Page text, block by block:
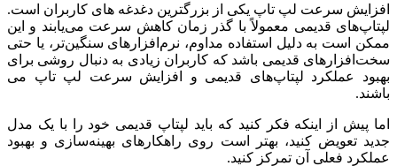
افزایش سرعت لپ تاپ یکی از بزرگترین دغدغه های کاربران است.
لپتاپ‌های قدیمی معمولاً با گذر زمان کاهش سرعت می‌یابند و این
ممکن است به دلیل استفاده مداوم، نرم‌افزارهای سنگین‌تر، یا حتی
سخت‌افزارهای قدیمی باشد که کاربران زیادی به دنبال روشی برای
بهبود عملکرد لپتاپ‌های قدیمی و افزایش سرعت لپ تاپ می
باشند.
اما پیش از اینکه فکر کنید که باید لپتاپ قدیمی خود را با یک مدل
جدید تعویض کنید، بهتر است روی راهکارهای بهینه‌سازی و بهبود
عملکرد فعلی آن تمرکز کنید.